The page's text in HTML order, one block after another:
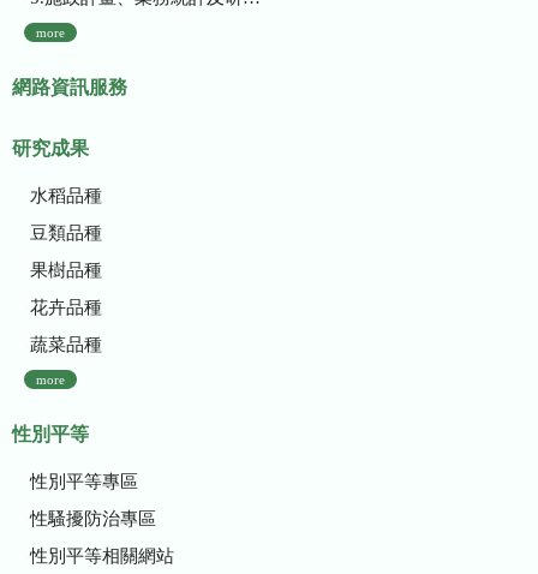
more
網路資訊服務
研究成果
水稻品種
豆類品種
果樹品種
花卉品種
蔬菜品種
more
性別平等
性別平等專區
性騷擾防治專區
性別平等相關網站